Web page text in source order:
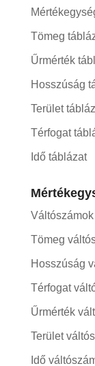
Tömeg
Űrmérték
Hosszúság
Terület
Térfogat
Idő táblázat
Váltószámok
Tömeg
Hosszúság
Térfogat
Űrmérték
Terület
Idő